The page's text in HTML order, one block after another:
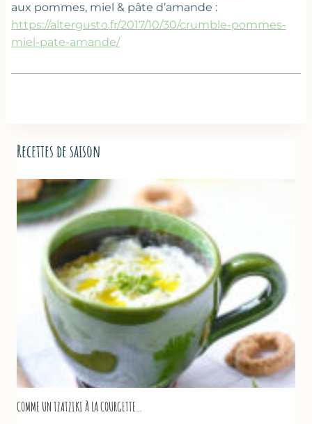
aux pommes, miel & pâte d’amande :
https://altergusto.fr/2017/10/30/crumble-pommes-
miel-pate-amande/
Recettes de saison
COMME UN TZATZIKI À LA COURGETTE…